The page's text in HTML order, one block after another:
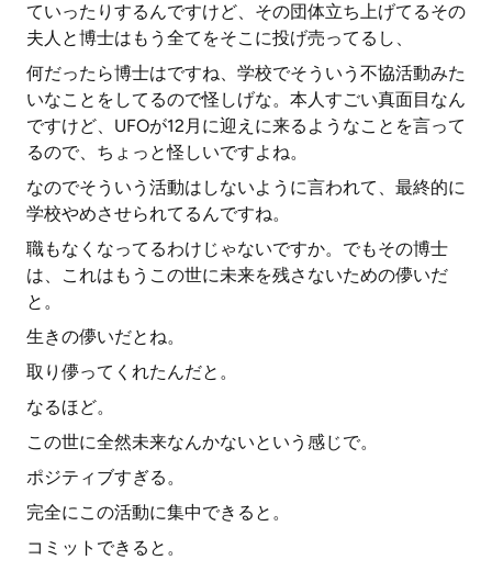
ていったりするんですけど、その団体立ち上げてるその
夫人と博士はもう全てをそこに投げ売ってるし、
何だったら博士はですね、学校でそういう不協活動みた
いなことをしてるので怪しげな。本人すごい真面目なん
ですけど、UFOが12月に迎えに来るようなことを言って
るので、ちょっと怪しいですよね。
なのでそういう活動はしないように言われて、最終的に
学校やめさせられてるんですね。
職もなくなってるわけじゃないですか。でもその博士
は、これはもうこの世に未来を残さないための儚いだ
と。
生きの儚いだとね。
取り儚ってくれたんだと。
なるほど。
この世に全然未来なんかないという感じで。
ポジティブすぎる。
完全にこの活動に集中できると。
コミットできると。